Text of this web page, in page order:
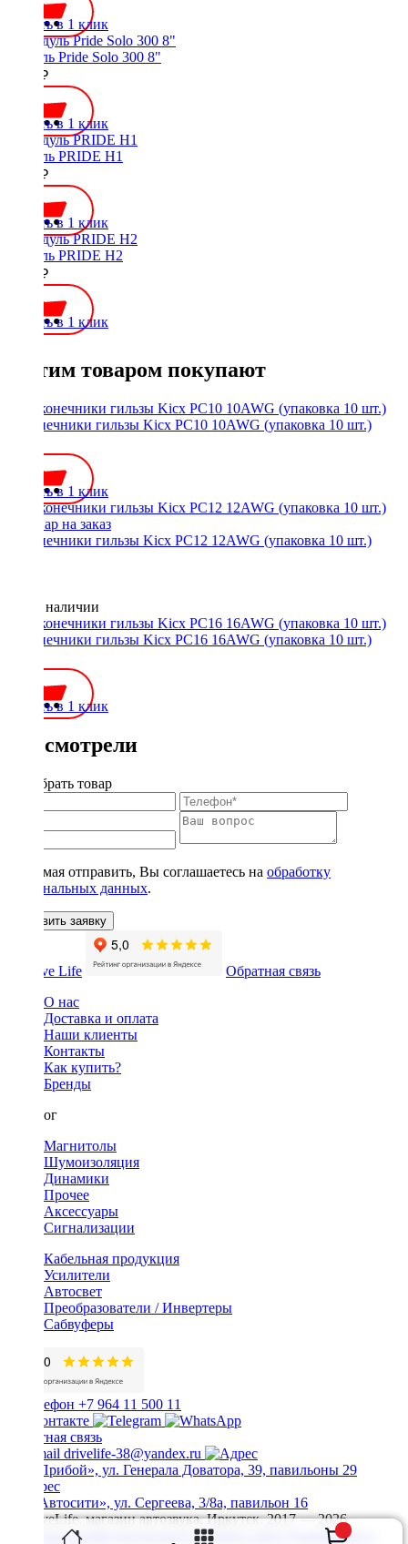
Купить в 1 клик
Модуль Pride Solo 300 8"
2690 ₽
Купить в 1 клик
Модуль PRIDE H1
1350 ₽
Купить в 1 клик
Модуль PRIDE H2
1750 ₽
Купить в 1 клик
С этим товаром покупают
Наконечники гильзы Kicx PC10 10AWG (упаковка 10 шт.)
Купить в 1 клик
Наконечники гильзы Kicx PC12 12AWG (упаковка 10 шт.)
Нет в наличии
Наконечники гильзы Kicx PC16 16AWG (упаковка 10 шт.)
Купить в 1 клик
Вы смотрели
Подобрать товар
Нажимая отправить, Вы соглашаетесь на обработку
персональных данных.
Оставить заявку
Обратная связь
О нас
Доставка и оплата
Наши клиенты
Контакты
Как купить?
Бренды
Каталог
Магнитолы
Шумоизоляция
Динамики
Прочее
Аксессуары
Сигнализации
Кабельная продукция
Усилители
Автосвет
Преобразователи / Инвертеры
Сабвуферы
+7 964 11 500 11
Обратная связь
drivelife-38@yandex.ru
ТЦ «Прибой», ул. Генерала Доватора, 39, павильоны 29
ТЦ «Автосити», ул. Сергеева, 3/8а, павильон 16
© DriveLife, магазин автозвука, Иркутск. 2017 — 2026
Политика конфиденциальности Карта сайта
Разработано в